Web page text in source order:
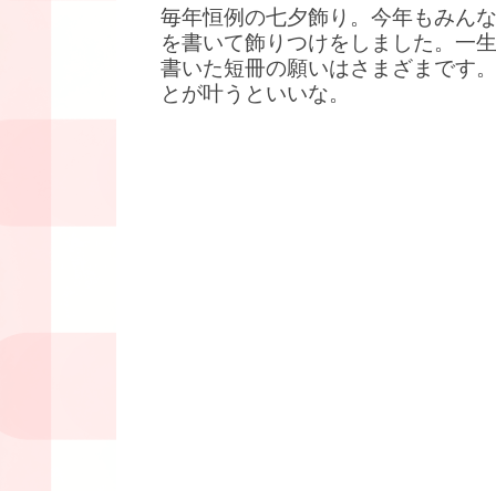
毎年恒例の七夕飾り。今年もみん
を書いて飾りつけをしました。一
書いた短冊の願いはさまざまです
とが叶うといいな。